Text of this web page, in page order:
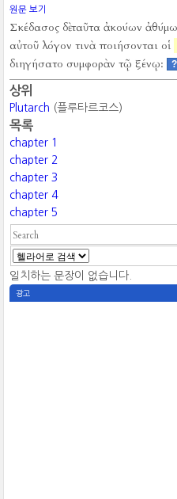
원문 보기
Σκέδασος δὲ ταῦτα ἀκούων
αὐτοῦ λόγον τινὰ ποιήσονται οἱ
διηγήσατο συμφορὰν τῷ ξένῳ:
?
상위
Plutarch (플루타르코스)
목록
chapter 1
chapter 2
chapter 3
chapter 4
chapter 5
일치하는 문장이 없습니다.
광고